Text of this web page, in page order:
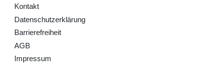
Kontakt
Daten­schutz­erklärung
Barrierefreiheit
AGB
Impressum